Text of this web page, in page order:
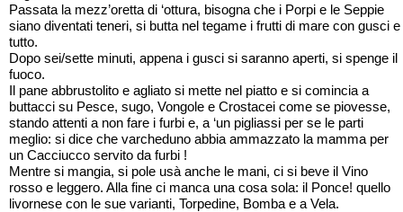
Passata la mezz’oretta di ‘ottura, bisogna che i Porpi e le Seppie
siano diventati teneri, si butta nel tegame i frutti di mare con gusci e
tutto.
Dopo sei/sette minuti, appena i gusci si saranno aperti, si spenge il
fuoco.
Il pane abbrustolito e agliato si mette nel piatto e si comincia a
buttacci su Pesce, sugo, Vongole e Crostacei come se piovesse,
stando attenti a non fare i furbi e, a ‘un pigliassi per se le parti
meglio: si dice che varcheduno abbia ammazzato la mamma per
un Cacciucco servito da furbi !
Mentre si mangia, si pole usà anche le mani, ci si beve il Vino
rosso e leggero. Alla fine ci manca una cosa sola: il Ponce! quello
livornese con le sue varianti, Torpedine, Bomba e a Vela.